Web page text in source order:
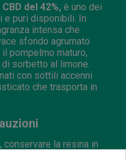
del 42%, è uno dei
e puri disponibili. In
intensa che
sfondo agrumato
pompelmo maturo,
di sorbetto al limone.
con sottili accenni
che trasporta in
la resina in